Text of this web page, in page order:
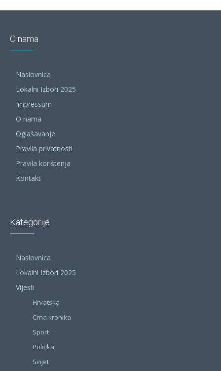
O nama
Naslovnica
Lokalni Izbori 2025
Impressum
O nama
Oglašavanje
Pravila privatnosti
Pravila korištenja
Kontakt
Kategorije
Naslovnica
Lokalni Izbori 2025
Vijesti
Hrvatska
Crna kronika
Sport
Politika
Svijet